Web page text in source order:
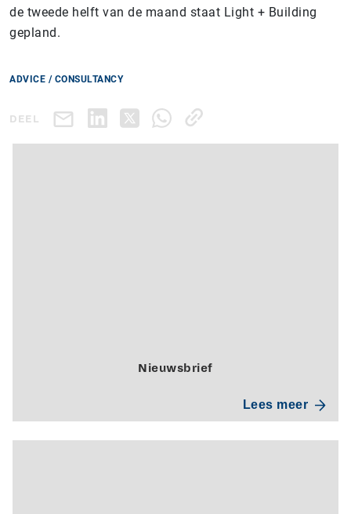
de tweede helft van de maand staat Light + Building
gepland.
ADVICE / CONSULTANCY
DEEL
Nieuwsbrief
Lees meer